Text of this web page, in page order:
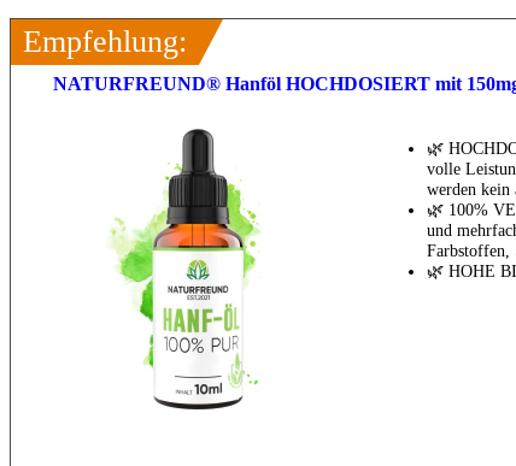
Empfehlung:
NATURFREUND® Hanföl HOCHDOSIERT mit 150mg
🌿
volle
werden kein
🌿 100%
und
Farbstoffen,
🌿 HOHE